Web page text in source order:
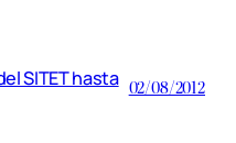
SITET hasta 02/08/2012